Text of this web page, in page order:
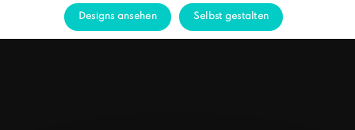
Designs ansehen Selbst gestalten